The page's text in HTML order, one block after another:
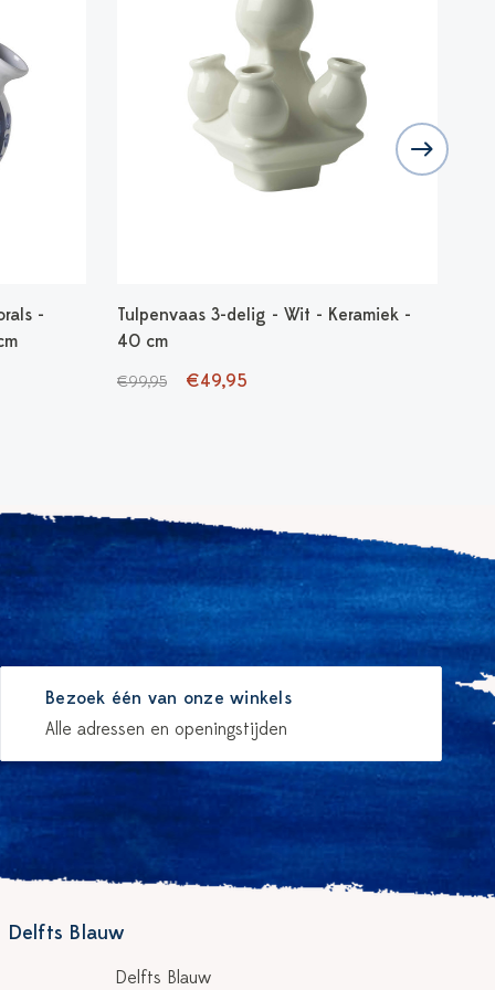
-
Tulpenvaas 3-delig - Wit - Keramiek -
40 cm
€99,95 €49,95
Bezoek één van onze winkels
Alle adressen en openingstijden
Delfts Blauw
Delfts Blauw